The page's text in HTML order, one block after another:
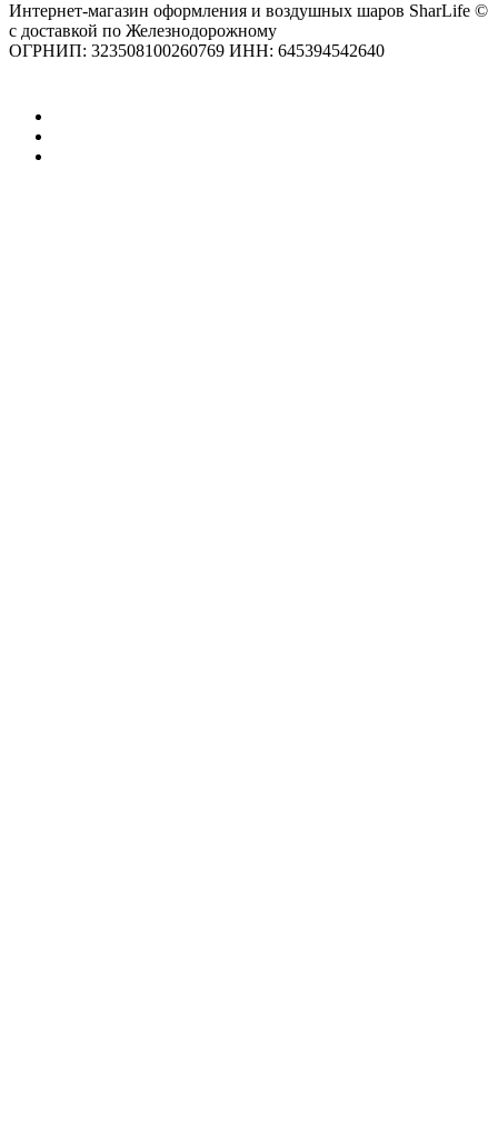
Интернет-магазин оформления и воздушных шаров SharLife ©
с доставкой по Железнодорожному
ОГРНИП: 323508100260769 ИНН: 645394542640